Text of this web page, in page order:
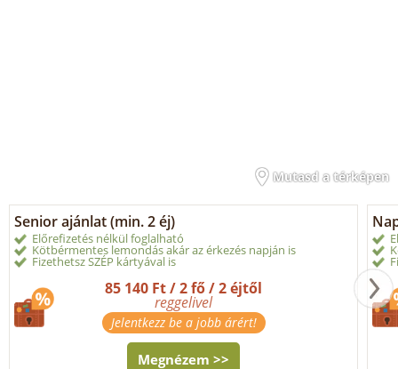
Mutasd a térképen
Senior ajánlat (min. 2 éj)
Előrefizetés nélkül foglalható
Kötbérmentes lemondás akár az érkezés napján is
Fizethetsz SZÉP kártyával is
85 140 Ft / 2 fő / 2 éjtől
reggelivel
Jelentkezz be a jobb árért!
Megnézem >>